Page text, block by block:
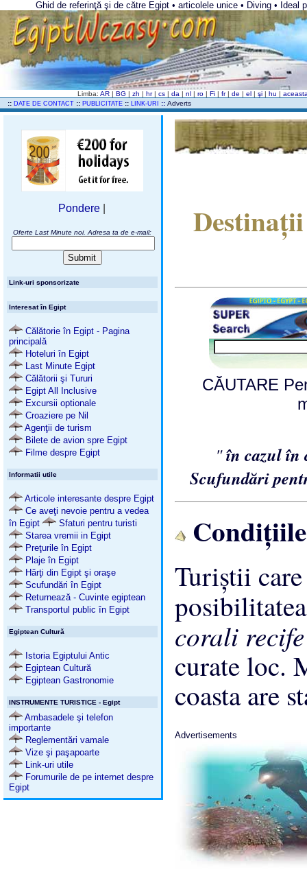
Ghid de referinţă şi de către Egipt • articolele unice • Diving •
Limba: AR | BG | zh | hr | cs | da | nl | ro | Fi | fr | de | el | şi | hu |
:: DATE DE CONTACT :: PUBLICITATE :: LINK-URI :: Adverts
Pondere
Oferte Last Minute noi. Adresa ta de e-mail:
Link-uri sponsorizate
Interesat în Egipt
Călătorie în Egipt - Pagina
principală
Hoteluri în Egipt
Last Minute Egipt
Călătorii şi Tururi
Egipt All Inclusive
Excursii optionale
Croaziere pe Nil
Agenţii de turism
Bilete de avion spre Egipt
Filme despre Egipt
Informatii utile
Articole interesante despre Egipt
Ce aveţi nevoie pentru a vedea
în Egipt
Sfaturi pentru turisti
Starea vremii in Egipt
Preţurile în Egipt
Plaje în Egipt
Hărţi din Egipt şi oraşe
Scufundări în Egipt
Returnează - Cuvinte egiptean
Transportul public în Egipt
Egiptean Cultură
Istoria Egiptului Antic
Egiptean Cultură
Egiptean Gastronomie
INSTRUMENTE TURISTICE - Egipt
Ambasadele şi telefon
importante
Reglementări vamale
Vize şi paşapoarte
Link-uri utile
Forumurile de pe internet despre
Egipt
CĂUTARE
"în cazul în
Scufundări
Turiştii
corali
curate loc.
coasta are
Advertisements